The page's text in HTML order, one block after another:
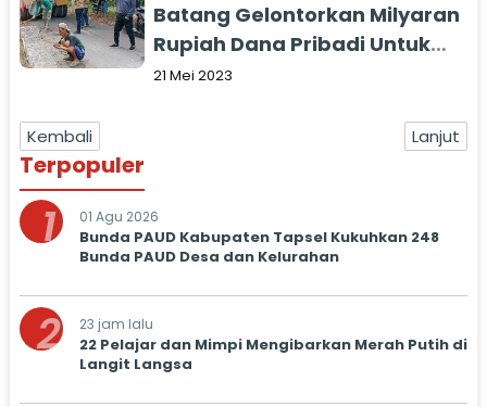
Batang Gelontorkan Milyaran
Rupiah Dana Pribadi Untuk
Perbaikan Jalan
21 Mei 2023
Kembali Lanjut
Terpopuler
1 01 Agu 2026
Bunda PAUD Kabupaten Tapsel Kukuhkan 248
Bunda PAUD Desa dan Kelurahan
2 23 jam lalu
22 Pelajar dan Mimpi Mengibarkan Merah Putih di
Langit Langsa